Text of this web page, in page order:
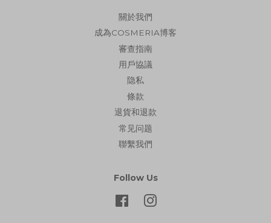
關於我們
成為COSMERIA博客
審查指南
用戶協議
隐私
條款
退貨和退款
常见问题
聯繫我們
Follow Us
FacebookInstagram